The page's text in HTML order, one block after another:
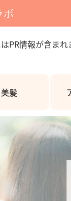
ボ
情報が含まれ
美髪